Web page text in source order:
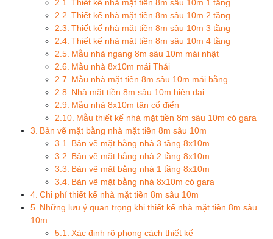
Thiết kế nhà mặt tiền 8m sâu 10m 1 tầng
Thiết kế nhà mặt tiền 8m sâu 10m 2 tầng
Thiết kế nhà mặt tiền 8m sâu 10m 3 tầng
Thiết kế nhà mặt tiền 8m sâu 10m 4 tầng
Mẫu nhà ngang 8m sâu 10m mái nhật
Mẫu nhà 8x10m mái Thái
Mẫu nhà mặt tiền 8m sâu 10m mái bằng
Nhà mặt tiền 8m sâu 10m hiện đại
Mẫu nhà 8x10m tân cổ điển
Mẫu thiết kế nhà mặt tiền 8m sâu 10m có gara
Bản vẽ mặt bằng nhà mặt tiền 8m sâu 10m
Bản vẽ mặt bằng nhà 3 tầng 8x10m
Bản vẽ mặt bằng nhà 2 tầng 8x10m
Bản vẽ mặt bằng nhà 1 tầng 8x10m
Bản vẽ mặt bằng nhà 8x10m có gara
Chi phí thiết kế nhà mặt tiền 8m sâu 10m
Những lưu ý quan trọng khi thiết kế nhà mặt tiền 8m sâu
10m
Xác định rõ phong cách thiết kế